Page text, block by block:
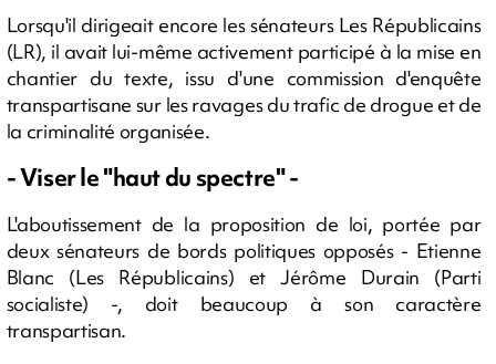
Lorsqu'il dirigeait encore les sénateurs Les Républicains
(LR), il avait lui-même activement participé à la mise en
chantier du texte, issu d'une commission d'enquête
transpartisane sur les ravages du trafic de drogue et de
la criminalité organisée.
- Viser le "haut du spectre" -
L'aboutissement de la proposition de loi, portée par
deux sénateurs de bords politiques opposés - Etienne
Blanc (Les Républicains) et Jérôme Durain (Parti
socialiste) -, doit beaucoup à son caractère
transpartisan.